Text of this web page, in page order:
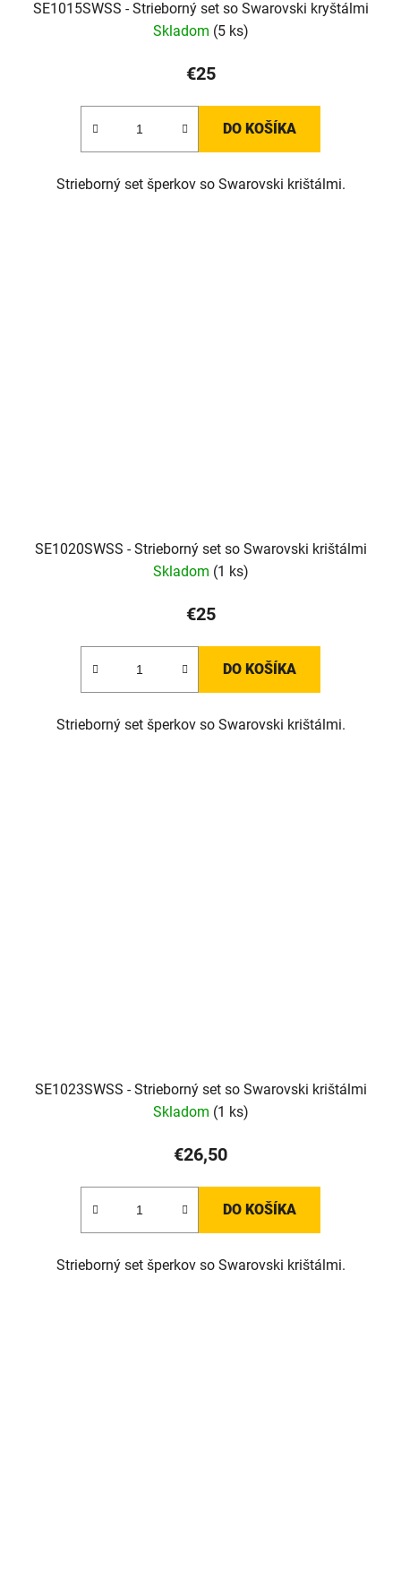
SE1015SWSS - Strieborný set so Swarovski kryštálmi
Skladom (5 ks)
€25
DO KOŠÍKA
Strieborný set šperkov so Swarovski krištálmi.
SE1020SWSS - Strieborný set so Swarovski krištálmi
Skladom (1 ks)
€25
DO KOŠÍKA
Strieborný set šperkov so Swarovski krištálmi.
SE1023SWSS - Strieborný set so Swarovski krištálmi
Skladom (1 ks)
€26,50
DO KOŠÍKA
Strieborný set šperkov so Swarovski krištálmi.